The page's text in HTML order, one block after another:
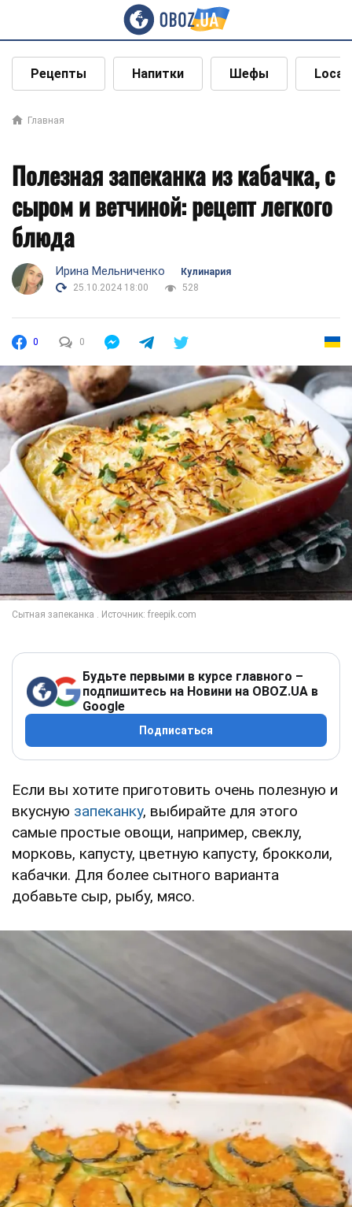
Рецепты Напитки Шефы Local
Главная
Полезная запеканка из кабачка, с
сыром и ветчиной: рецепт легкого
блюда
Ирина Мельниченко
Кулинария
25.10.2024 18:00
528
0 0
Будьте первыми в курсе главного –
подпишитесь на Новини на OBOZ.UA в
Google
Подписаться
Если вы хотите приготовить очень полезную и
вкусную запеканку, выбирайте для этого
самые простые овощи, например, свеклу,
морковь, капусту, цветную капусту, брокколи,
кабачки. Для более сытного варианта
добавьте сыр, рыбу, мясо.